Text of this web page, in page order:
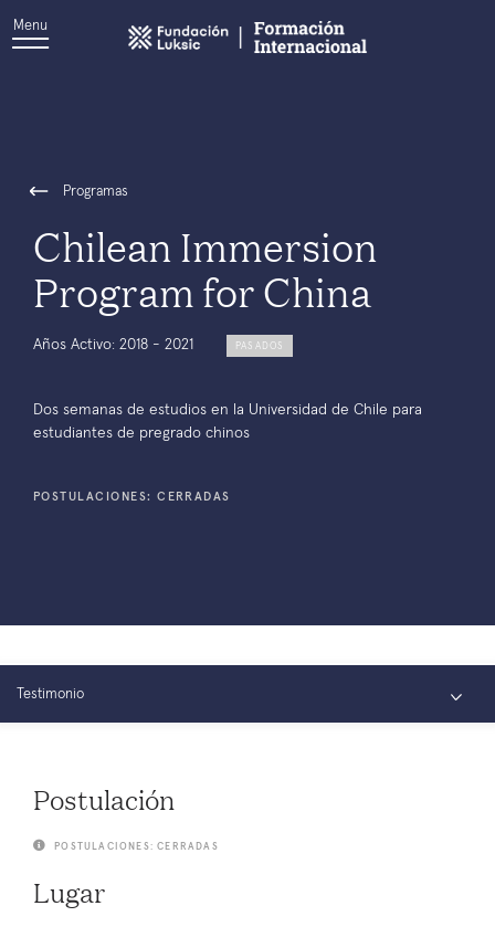
Menu
Programas
Chilean Immersion
Program for China
Años Activo: 2018 - 2021 PASADOS
Dos semanas de estudios en la Universidad de Chile para
estudiantes de pregrado chinos
POSTULACIONES: CERRADAS
Testimonio
Estadísticas
Postulación
POSTULACIONES: CERRADAS
Lugar